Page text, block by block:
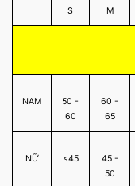
S M
NAM
50 -
60
60 -
65
NỮ <45
45 -
50